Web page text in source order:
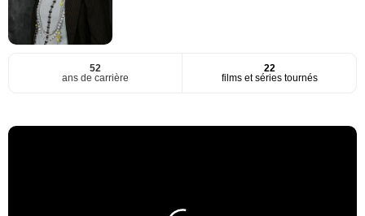
52
ans de carrière
22
films et séries tournés